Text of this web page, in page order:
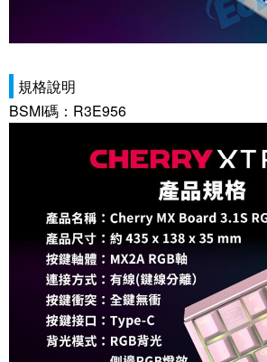
規格說明
BSMI碼：R3E956